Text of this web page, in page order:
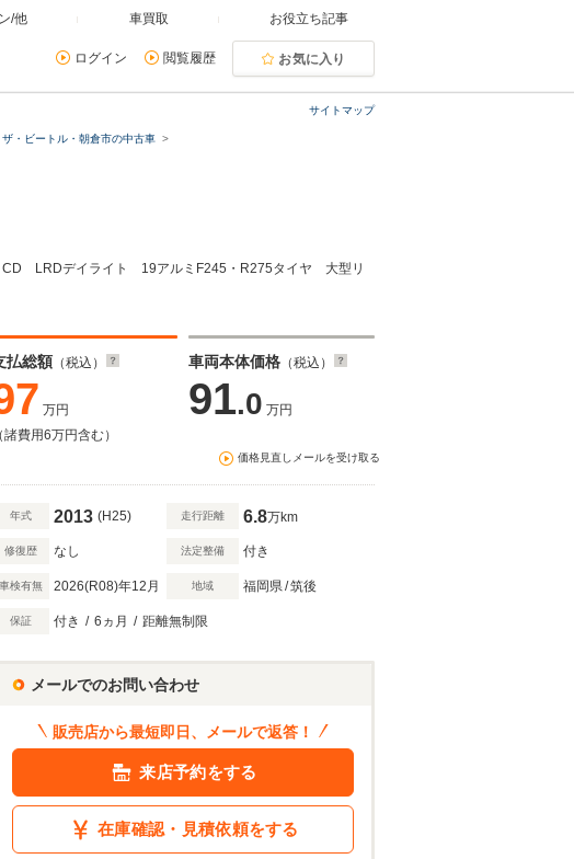
/他 車買取 お役立ち記事
ログイン 閲覧履歴 お気に入り
サイトマップ
ザ・ビートル・朝倉市の中古車
LRDデイライト 19アルミF245・R275タイヤ 大型リ
払総額 （税込）
万円
（諸費用6万円含む）
車両本体価格 （税込）
91.0 万円
価格見直しメールを受け取る
年式 2013 (H25) 走行距離 6.8万km
修復歴 なし 法定整備 付き
車検有無 2026(R08)年12月 地域 福岡県/筑後
保証 付き / 6ヵ月 / 距離無制限
メールでのお問い合わせ
販売店から最短即日、メールで返答！
来店予約をする
在庫確認・見積依頼をする